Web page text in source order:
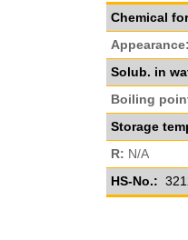
Chemical
Appearance:
Solub. in
Boiling
Storage
R: N/A
HS-No.: